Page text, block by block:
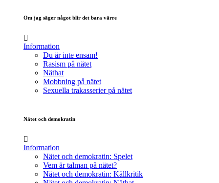
Om jag säger något blir det bara värre
Information
Du är inte ensam!
Rasism på nätet
Näthat
Mobbning på nätet
Sexuella trakasserier på nätet
Nätet och demokratin
Information
Nätet och demokratin: Spelet
Vem är talman på nätet?
Nätet och demokratin: Källkritik